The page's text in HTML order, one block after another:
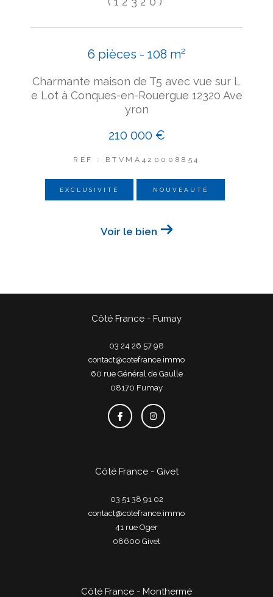
6 pièces - 108 m²
Charmante maison de T5 avec vue sur L
e Lot à Conques-en-Rouergue 12320 Ave
yron
210 000 €
REF : BTVMA420008854
EXCLUSIVITÉ NOUVEAUTÉ
Voir le bien
Côté France - Fumay
03 24 26 57 98
contact@cotefrance.immo
60 rue Général de Gaulle
08170
fumay
Côté France - Givet
03 51 38 91 02
contact@cotefrance.immo
41 rue Oger
08600
givet
Côté France - Monthermé